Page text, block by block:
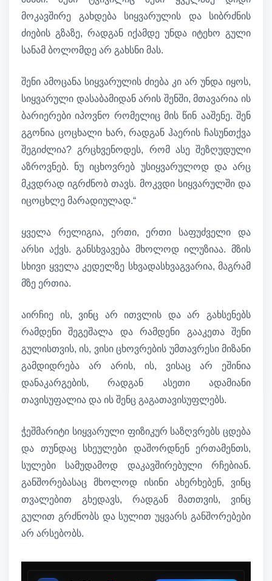
მოკავშირე გახდება სიყვარულის და სიბრძნის
ძიების გზაზე, რადგან იქამდე უნდა იტეხო გული
სანამ ბოლომდე არ გახსნი მას.
შენი ამოცანა სიყვარულის ძიება კი არ უნდა იყოს,
სიყვარული დასაბამიდან არის შენში, მთავარია ის
ბარიერები იპოვნო რომელიც მის წინ ააშენე. შენ
გგონია ცოცხალი ხარ, რადგან ჰაერის ჩასუნთქვა
შეგიძლია? გრცხვენოდეს, რომ ასე შეზღუდული
აზროვნებ. ნუ იცხოვრებ უსიყვარულოდ და არც
მკვდრად იგრძნობ თავს. მოკვდი სიყვარულში და
იცოცხლე მარადიულად.“
ყველა რელიგია, ერთი, ერთი საფუძველი და
არსი აქვს. განსხვავება მხოლოდ ილუზიაა. მზის
სხივი ყველა კედელზე სხვადასხვაგვარია, მაგრამ
მზე ერთია.
აირჩიე ის, ვინც არ ითვლის და არ გახსენებს
რამდენი შეგეშალა და რამდენი გააკეთა შენი
გულისთვის, ის, ვისი ცხოვრების უმთავრესი მიზანი
გამდიდრება არ არის, ის, ვისაც არ ეშინია
დანაკარგების, რადგან ასეთი ადამიანი
თავისუფალია და ის შენც გაგათავისუფლებს.
ჭეშმარიტი სიყვარული ფიზიკურ საზღვრებს ცდება
და თუნდაც სხეულები დაშორდნენ ერთამენთს,
სულები სამუდამოდ დაკავშირებული რჩებიან.
განშორებასაც მხოლოდ ისინი ახერხებენ, ვინც
თვალებით გხედავს, რადგან მათთვის, ვინც
გულით გრძნობს და სულით უყვარს განშორებები
არ არსებობს.